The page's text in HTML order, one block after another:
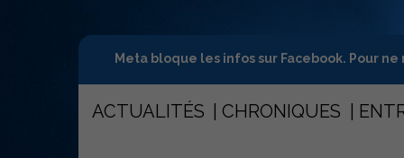
Meta bloque les infos sur Facebook. Pour
ACTUALITÉS CHRONIQUES